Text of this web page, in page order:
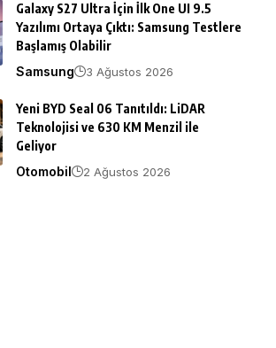
Galaxy S27 Ultra İçin İlk One UI 9.5
Yazılımı Ortaya Çıktı: Samsung Testlere
Başlamış Olabilir
Samsung
3 Ağustos 2026
Yeni BYD Seal 06 Tanıtıldı: LiDAR
Teknolojisi ve 630 KM Menzil ile
Geliyor
Otomobil
2 Ağustos 2026